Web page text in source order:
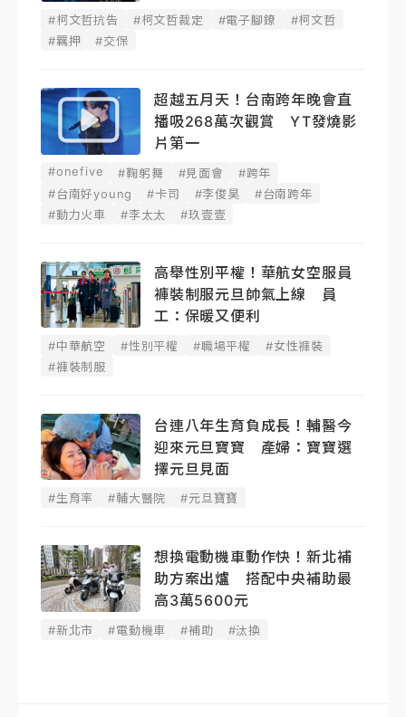
#柯文哲抗告 #柯文哲裁定 #電子腳鐐
#柯文哲
#羈押
#交保
超越五月天！台南跨年晚會直
播吸268萬次觀賞 YT發燒影
片第一
#onefive #鞠躬舞 #見面會
#跨年
#台南好young
#卡司 #李俊昊
#台南跨年
#動力火車
#李太太 #玖壹壹
高舉性別平權！華航女空服員
褲裝制服元旦帥氣上線 員
工：保暖又便利
#中華航空 #性別平權 #職場平權
#女性褲裝
#褲裝制服
台連八年生育負成長！輔醫今
迎來元旦寶寶 產婦：寶寶選
擇元旦見面
#生育率 #輔大醫院 #元旦寶寶
想換電動機車動作快！新北補
助方案出爐 搭配中央補助最
高3萬5600元
#新北市 #電動機車 #補助 #汰換